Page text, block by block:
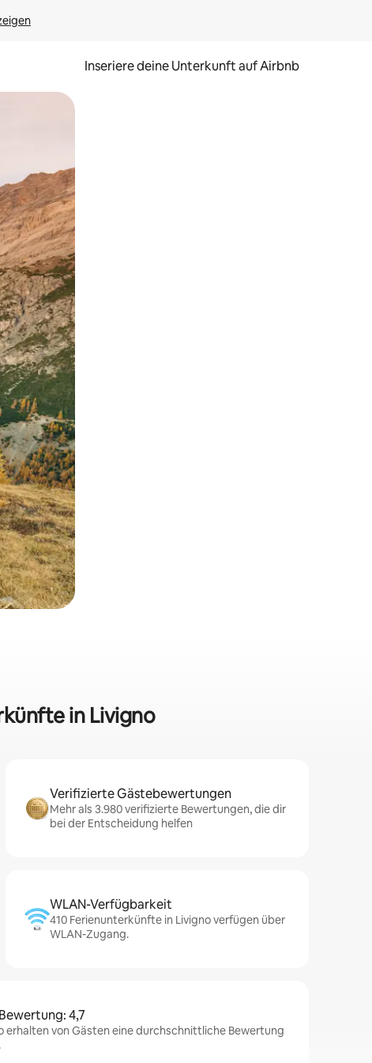
Inseriere deine Unterkunft auf Airbnb
Berühren oder Wischgesten.
in Livigno
Verifizierte Gästebewertungen
Mehr als 3.980 verifizierte Bewertungen, die dir
bei der Entscheidung helfen
WLAN-Verfügbarkeit
410 Ferienunterkünfte in Livigno verfügen über
WLAN-Zugang.
4,7
erhalten von Gästen eine durchschnittliche Bewertung